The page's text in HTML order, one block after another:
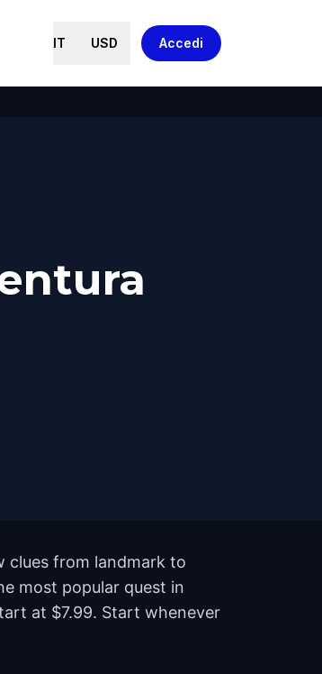
IT USD Accedi
clues from landmark to
most popular quest in
at $7.99. Start whenever